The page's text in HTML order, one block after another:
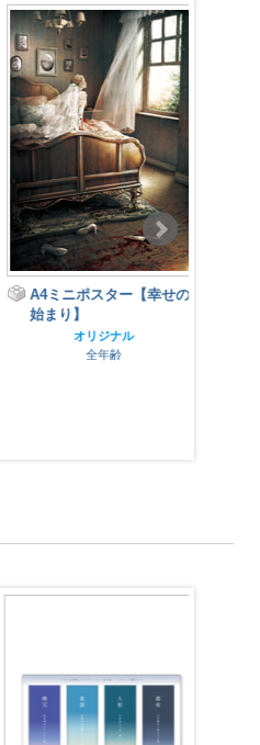
A4ミニポスター【幸せの
始まり】
オリジナル
全年齢